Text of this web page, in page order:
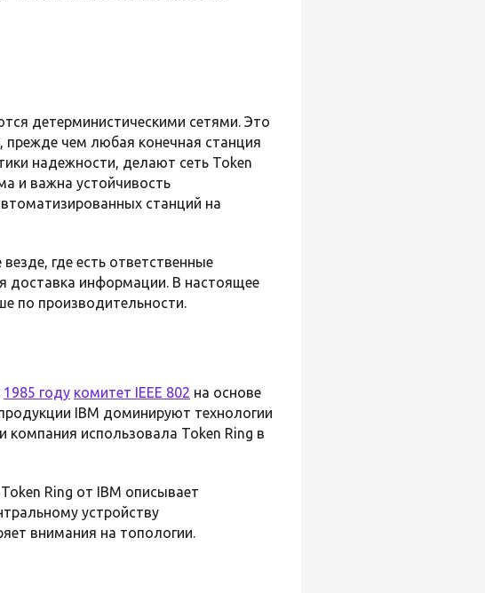
детерминистическими сетями. Это
чем любая конечная станция
надежности, делают сеть Token
и важна устойчивость
станций на
где есть ответственные
доставка информации. В настоящее
по производительности.
1985 году комитет IEEE 802 на основе
IBM доминируют технологии
компания использовала Token Ring в
Ring от IBM описывает
устройству
внимания на топологии.